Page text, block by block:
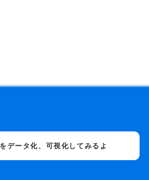
データ化、可視化してみるよ